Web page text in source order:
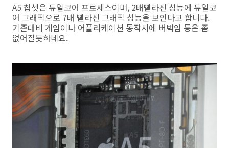
A5 칩셋은 듀얼코어 프로세스이며, 2배빨라진 성능에 듀얼코
어 그래픽으로 7배 빨라진 그래픽 성능을 보인다고 합니다.
기존대비 게임이나 어플리케이션 동작시에 버벅임 등은 좀
없어질듯하네요.